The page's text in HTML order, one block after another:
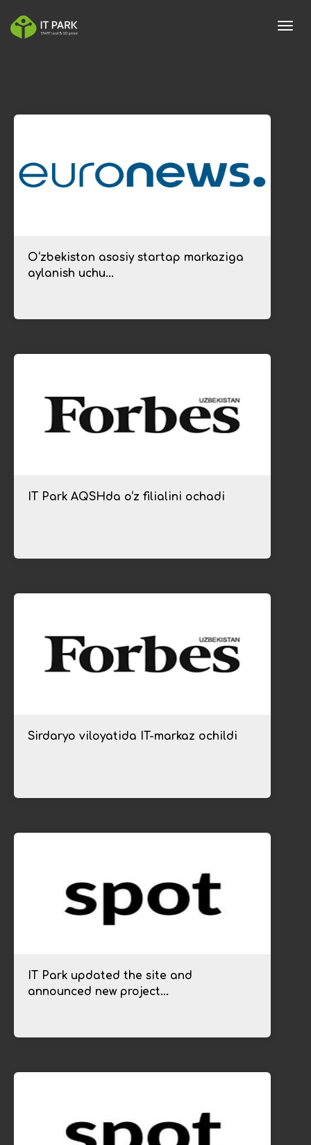
O‘zbekiston asosiy startap markaziga
aylanish uchu...
IT Park AQSHda o‘z filialini ochadi
Sirdaryo viloyatida IT-markaz ochildi
IT Park updated the site and
announced new project...